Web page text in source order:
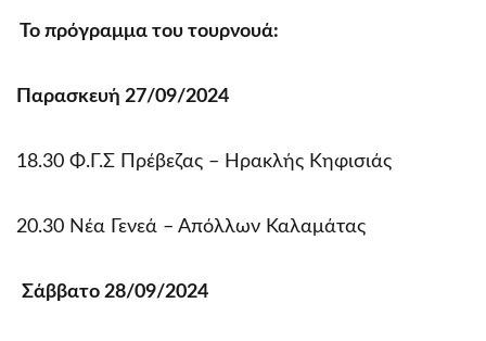
Το πρόγραμμα του τουρνουά:
Παρασκευή 27/09/2024
18.30 Φ.Γ.Σ Πρέβεζας – Ηρακλής Κηφισιάς
20.30 Νέα Γενεά – Απόλλων Καλαμάτας
Σάββατο 28/09/2024